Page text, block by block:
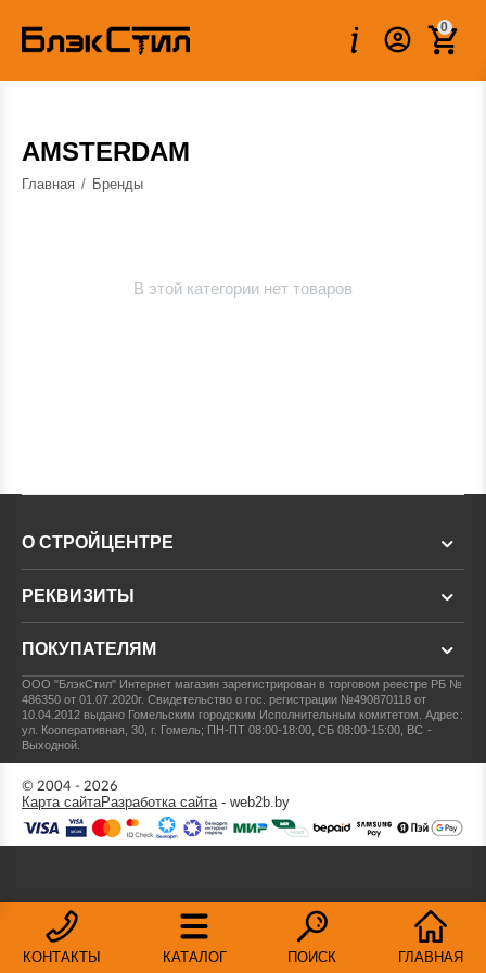
0
AMSTERDAM
Главная / Бренды
В этой категории нет товаров
КОНТАКТЫ КАТАЛОГ ПОИСК ГЛАВНАЯ
О СТРОЙЦЕНТРЕ
РЕКВИЗИТЫ
ПОКУПАТЕЛЯМ
ООО "БлэкСтил" Интернет магазин зарегистрирован в торговом реестре РБ №
486350 от 01.07.2020г.Свидетельство о гос. регистрации №490870118 от
10.04.2012 выдано Гомельским городским Исполнительным комитетом.Адрес:
ул. Кооперативная, 30, г. Гомель; ПН-ПТ 08:00-18:00, СБ 08:00-15:00, ВС -
Выходной.
© 2004 - 2026
Карта сайтаРазработка сайта- web2b.by